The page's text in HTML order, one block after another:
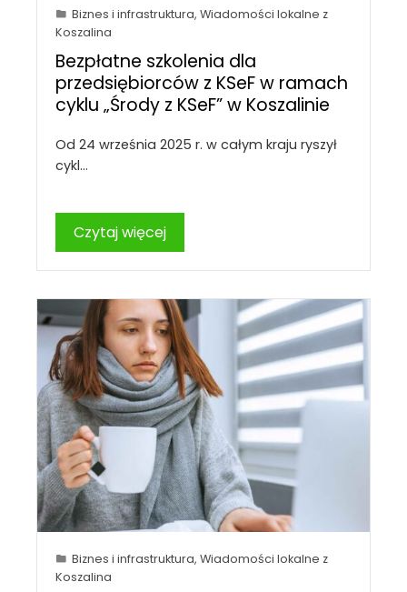
Biznes i infrastruktura, Wiadomości lokalne z
Koszalina
Bezpłatne szkolenia dla
przedsiębiorców z KSeF w ramach
cyklu „Środy z KSeF” w Koszalinie
Od 24 września 2025 r. w całym kraju ryszył
cykl…
Czytaj więcej
Biznes i infrastruktura, Wiadomości lokalne z
Koszalina